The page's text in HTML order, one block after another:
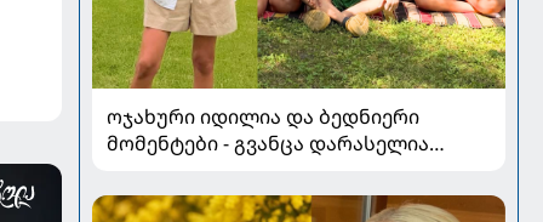
ოჯახური იდილია და ბედნიერი
მომენტები - გვანცა დარასელია
კადრებს აზიარებს